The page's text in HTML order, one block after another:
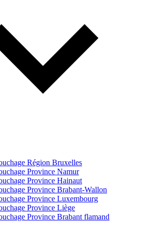
Région Bruxelles
Province Namur
Province Hainaut
Province Brabant-Wallon
Province Luxembourg
Province Liège
Province Brabant flamand